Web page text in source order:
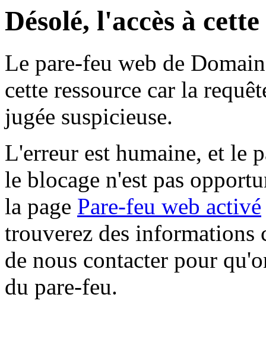
Désolé, l'accès à
Le pare-feu web de
cette ressource car la
jugée suspicieuse.
L'erreur est humaine, et le
le blocage n'est pas
la page Pare-feu web activé
trouverez des informations
de nous contacter pour
du pare-feu.